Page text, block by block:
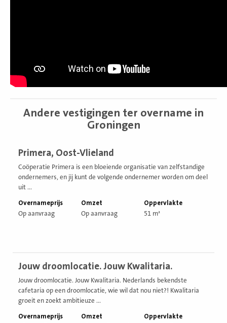
Andere vestigingen ter overname in
Groningen
Primera, Oost-Vlieland
Coöperatie Primera is een bloeiende organisatie van zelfstandige
ondernemers, en jij kunt de volgende ondernemer worden om deel
uit ...
Overnameprijs
Op aanvraag
Omzet
Op aanvraag
Oppervlakte
51 m²
vestiging
Jouw droomlocatie. Jouw Kwalitaria.
Jouw droomlocatie. Jouw Kwalitaria. Nederlands bekendste
cafetaria op een droomlocatie, wie wil dat nou niet?! Kwalitaria
groeit en zoekt ambitieuze ...
Overnameprijs
Omzet
Oppervlakte
vestiging